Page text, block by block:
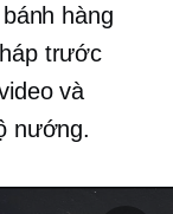
hàng
trước
và
nướng.